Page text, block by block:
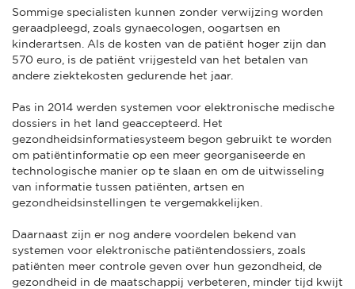
Sommige specialisten kunnen zonder verwijzing worden
geraadpleegd, zoals gynaecologen, oogartsen en
kinderartsen. Als de kosten van de patiënt hoger zijn dan
570 euro, is de patiënt vrijgesteld van het betalen van
andere ziektekosten gedurende het jaar.
Pas in 2014 werden systemen voor elektronische medische
dossiers in het land geaccepteerd. Het
gezondheidsinformatiesysteem begon gebruikt te worden
om patiëntinformatie op een meer georganiseerde en
technologische manier op te slaan en om de uitwisseling
van informatie tussen patiënten, artsen en
gezondheidsinstellingen te vergemakkelijken.
Daarnaast zijn er nog andere voordelen bekend van
systemen voor elektronische patiëntendossiers, zoals
patiënten meer controle geven over hun gezondheid, de
gezondheid in de maatschappij verbeteren, minder tijd kwijt